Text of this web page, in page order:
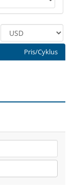
Pris/Cyklus